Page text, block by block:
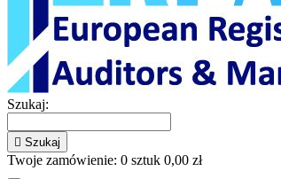
Szukaj:
 Szukaj
Twoje zamówienie: 0 sztuk 0,00 zł